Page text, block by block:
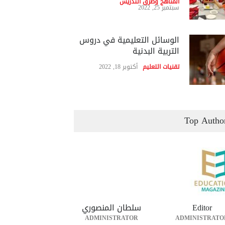
سبتمبر 25, 2022
الوسائل التعليمية في دروس
التربية البدنية
تقنيات التعليم أكتوبر 18, 2022
Top
Editor سلطان المنصوري
ADMINISTRATOR